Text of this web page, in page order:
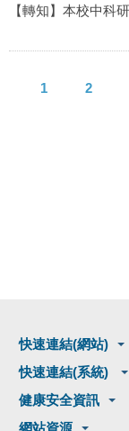
【轉知】本校中科
1 2
快速連結(網站)
快速連結(系統)
健康安全資訊
網站資源